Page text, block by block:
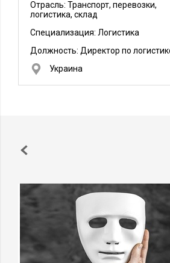
Отрасль: Транспорт, перевозки,
логистика, склад
Специализация: Логистика
Должность: Директор по
Украина